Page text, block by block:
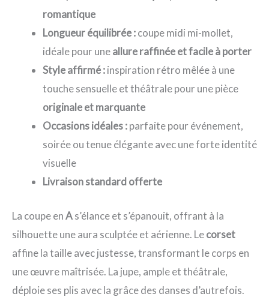
romantique
Longueur équilibrée :coupe midi mi-mollet,
idéale pour uneallure raffinée et facile à porter
Style affirmé :inspiration rétro mêlée à une
touche sensuelle et théâtrale pour une pièce
originale et marquante
Occasions idéales :parfaite pour événement,
soirée ou tenue élégante avec une forte identité
visuelle
Livraison standard offerte
La coupe enAs’élance et s’épanouit, offrant à la
silhouette une aura sculptée et aérienne. Lecorset
affine la taille avec justesse, transformant le corps en
une œuvre maîtrisée. La jupe, ample et théâtrale,
déploie ses plis avec la grâce des danses d’autrefois.